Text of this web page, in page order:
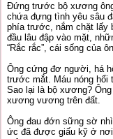
Đứng trước bộ xương
chứa đựng tình yêu sâu
phía trước, nắm chặt lấy
đầu lâu đập vào mặt,
“Rắc rắc”, cái sống của
Ông cứng đơ người, há
trước mắt. Máu nóng hổi
Sao lại là bộ xương?
xương vương trên đất.
Ông đau đớn sững sờ
ức đã được giấu kỹ ở nơi